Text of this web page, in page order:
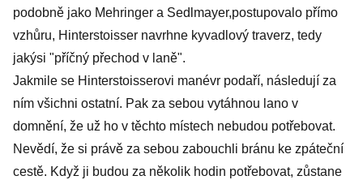
podobně jako Mehringer a Sedlmayer,postupovalo přímo
vzhůru, Hinterstoisser navrhne kyvadlový traverz, tedy
jakýsi "příčný přechod v laně".
Jakmile se Hinterstoisserovi manévr podaří, následují za
ním všichni ostatní. Pak za sebou vytáhnou lano v
domnění, že už ho v těchto místech nebudou potřebovat.
Nevědí, že si právě za sebou zabouchli bránu ke zpáteční
cestě. Když ji budou za několik hodin potřebovat, zůstane